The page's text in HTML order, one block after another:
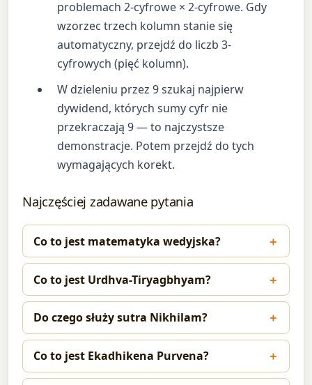
problemach 2-cyfrowe × 2-cyfrowe. Gdy
wzorzec trzech kolumn stanie się
automatyczny, przejdź do liczb 3-
cyfrowych (pięć kolumn).
W dzieleniu przez 9 szukaj najpierw
dywidend, których sumy cyfr nie
przekraczają 9 — to najczystsze
demonstracje. Potem przejdź do tych
wymagających korekt.
Najczęściej zadawane pytania
Co to jest matematyka wedyjska?
Co to jest Urdhva-Tiryagbhyam?
Do czego służy sutra Nikhilam?
Co to jest Ekadhikena Purvena?